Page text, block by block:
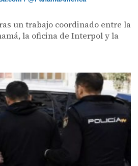
un trabajo coordinado entre la
la oficina de Interpol y la